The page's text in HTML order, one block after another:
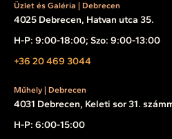
Üzlet és Galéria | Debrecen
4025 Debrecen, Hatvan utca 35.
H-P: 9:00-18:00; Szo: 9:00-13:00
+36 20 469 3044
Műhely | Debrecen
4031 Debrecen, Keleti sor 31.
H-P: 6:00-15:00